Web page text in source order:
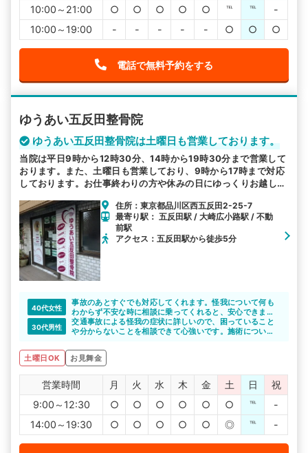
10:00～21:00
○ ○ ○ ○ ○ ℡ ℡
-
10:00～19:00
- - - - - ○ ○ ○
電話で無料予約をする
ゆうあい五反田整骨院
ゆうあい五反田整骨院は土曜日も営業しております。
当院は平日9時から12時30分、14時から19時30分まで営業して
おります。また、土曜日も営業しており、9時から17時まで対応
しております。お仕事終わりの方や休みの日にゆっくりお越しい
住所：東京都品川区西五反田2-25-7
最寄り駅： 五反田駅 / 大崎広小路駅 / 不動
前駅
アクセス：五反田駅から徒歩5分
40代女性
事故のあとすぐでも対応してくれます。怪我について何も
わからず不安な時に相談に乗ってくれると、安心できます
よね。五反田駅周辺で勤務の方、選択肢の一つとして考え
てみては？
30代男性
交通事故による怪我の症状に詳しいので、困っていること
や分からないことを相談できて心強いです。施術について
ので、頼りになると思います。また、駅から近いので通い
やすくてよいですね。
土曜日OK お見舞金
営業時間 月 火 水 木 金 土 日
祝
9:00～12:30
○ ○ ○ ○ ○ ○ ℡
-
14:00～19:30
○ ○ ○ ○ ○ ◎ ℡ -